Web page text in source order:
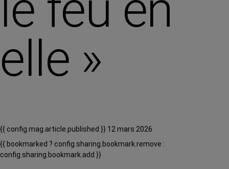
elle »
{{ config.mag.article.published }} 12 mars 2026
{{ bookmarked ? config.sharing.bookmark.remove :
config.sharing.bookmark.add }}